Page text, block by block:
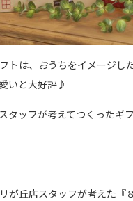
トは、おうちをイメージし
いと大好評♪
タッフが考えてつくったギ
が丘店スタッフが考えた『